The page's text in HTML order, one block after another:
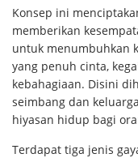
Konsep ini
memberikan
untuk menumbuhkan
yang penuh cinta,
kebahagiaan. Disini
seimbang dan
hiyasan hidup bagi
Terdapat tiga jenis